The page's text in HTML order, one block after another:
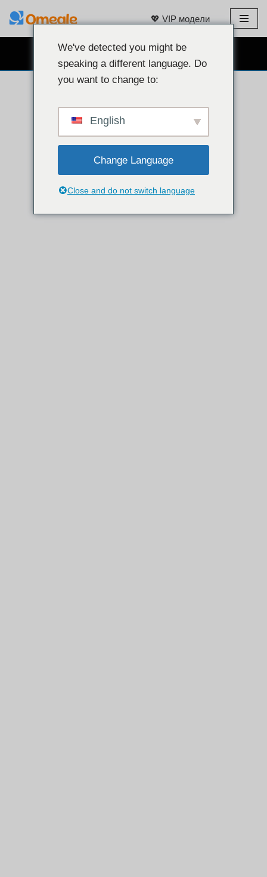
съдържанието
💖 VIP модели
БЕЗПЛАТЕН ЧАТ С УЕБ КАМЕРА 👉
We've detected you might be
speaking a different language. Do
you want to change to:
English
Change Language
Close and do not switch language